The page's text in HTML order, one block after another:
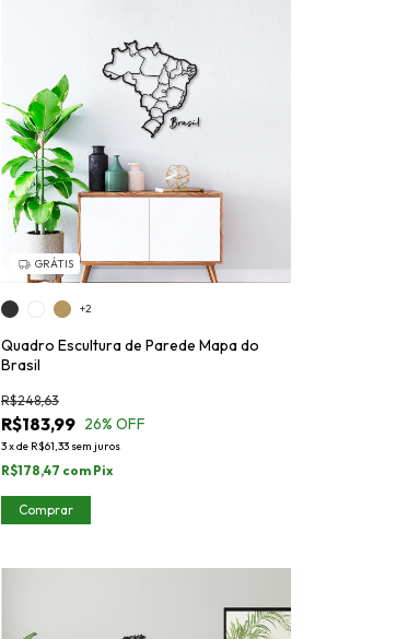
GRÁTIS
Quadro Escultura de Parede Mapa do
Brasil
R$183,99
R$248,63
26% OFF
3xde R$61,33 sem juros
R$178,47 com Pix
+2
Comprar